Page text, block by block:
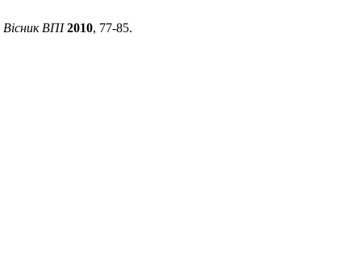
Вісник ВПІ 2010, 77-85.